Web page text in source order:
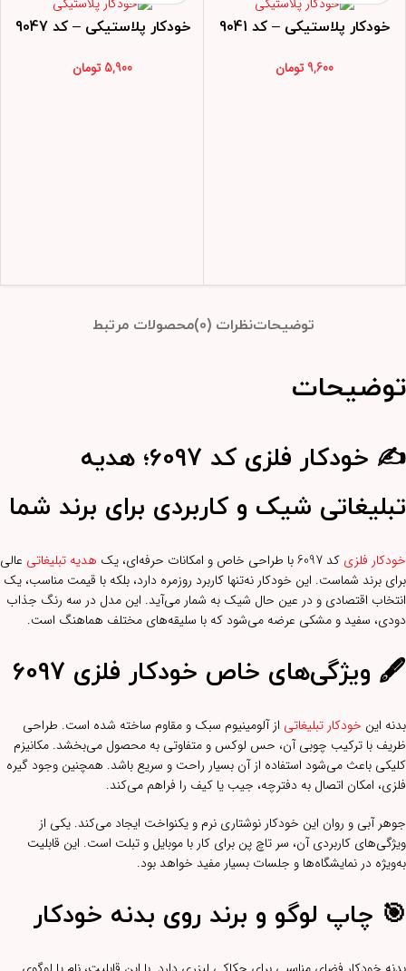
خودکار پلاستیکی – کد 9041
9,600 تومان
خودکار پلاستیکی – کد 9047
5,900 تومان
توضیحاتنظرات (0) محصولات مرتبط
توضیحات
✍️ خودکار فلزی کد 6097؛ هدیه
تبلیغاتی شیک و کاربردی برای برند شما
خودکار فلزی کد 6097 با طراحی خاص و امکانات حرفه‌ای، یک هدیه تبلیغاتی عالی
برای برند شماست. این خودکار نه‌تنها کاربرد روزمره دارد، بلکه با قیمت مناسب، یک
انتخاب اقتصادی و در عین حال شیک به شمار می‌آید. این مدل در سه رنگ جذاب
دودی، سفید و مشکی عرضه می‌شود که با سلیقه‌های مختلف هماهنگ است.
🖋️ ویژگی‌های خاص خودکار فلزی 6097
بدنه این خودکار تبلیغاتی از آلومینیوم سبک و مقاوم ساخته شده است. طراحی
ظریف با ترکیب چوبی آن، حس لوکس و متفاوتی به محصول می‌بخشد. مکانیزم
کلیکی باعث می‌شود استفاده از آن بسیار راحت و سریع باشد. همچنین وجود گیره
فلزی، امکان اتصال به دفترچه، جیب یا کیف را فراهم می‌کند.
جوهر آبی و روان این خودکار نوشتاری نرم و یکنواخت ایجاد می‌کند. یکی از
ویژگی‌های کاربردی آن، سر تاچ‌ پن برای کار با موبایل و تبلت است. این قابلیت
به‌ویژه در نمایشگاه‌ها و جلسات بسیار مفید خواهد بود.
🎯 چاپ لوگو و برند روی بدنه خودکار